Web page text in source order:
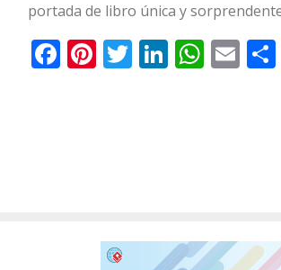
portada de libro única y
Facebook
Pinterest
Twitter
LinkedIn